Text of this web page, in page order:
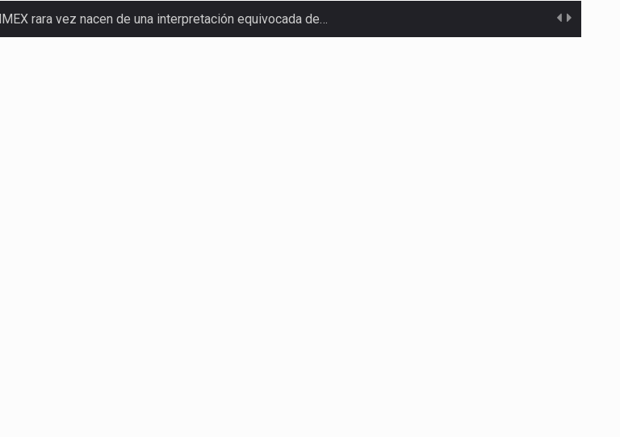
rara vez nacen de una interpretación equivocada de…
1.1% interanual en mayo de…
15 % sobre los productos fabricados…
suspendió el 5 de agosto de 2026…
en turnos rotativos podría ser…
en Nuevo León ha alcanzado hasta 10%…
—absorción, ocupación y metros cuadrados desarrollados— resultan insuficientes…
alcanzó 102,581 millones de dólares (mdd) en…